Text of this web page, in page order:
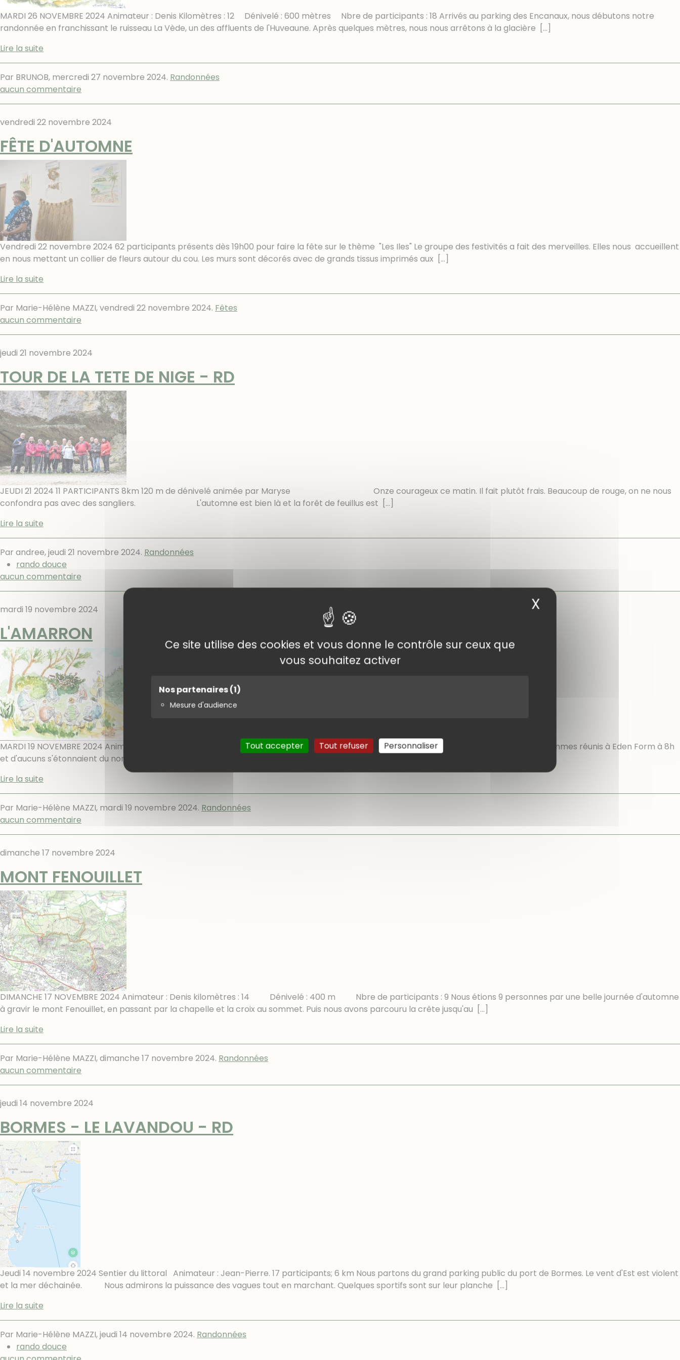
Ce site utilise des cookies et vous donne le contrôle sur ceux que
vous souhaitez activer
Nos partenaires(1)
Mesure d'audience
Tout accepter Tout refuser Personnaliser
X
MARDI 26 NOVEMBRE 2024 Animateur : Denis Kilomètres : 12 Dénivelé : 600 mètres Nbre de participants : 18 Arrivés au parking des Encanaux, nous débutons notre
randonnée en franchissant le ruisseau La Vède, un des affluents de l'Huveaune. Après quelques mètres, nous nous arrêtons à la glacière
[…]
Lire la suite
Par BRUNOB, mercredi 27 novembre 2024. Randonnées
aucun commentaire
vendredi 22 novembre 2024
FÊTE D'AUTOMNE
Vendredi 22 novembre 2024 62 participants présents dès 19h00 pour faire la fête sur le thème "Les Iles" Le groupe des festivités a fait des merveilles. Elles nous accueillent
en nous mettant un collier de fleurs autour du cou. Les murs sont décorés avec de grands tissus imprimés aux
[…]
Lire la suite
Par Marie-Hélène MAZZI,vendredi 22 novembre 2024. Fêtes
aucun commentaire
jeudi 21 novembre 2024
TOUR DE LA TETE DE NIGE - RD
JEUDI 21 2024 11 PARTICIPANTS 8km 120 m de dénivelé animée par Maryse Onze courageux ce matin. Il fait plutôt frais. Beaucoup de rouge, on ne nous
confondra pas avec des sangliers. L'automne est bien là et la forêt de feuillus est
[…]
Lire la suite
Par andree,jeudi 21 novembre 2024. Randonnées
rando douce
aucun commentaire
mardi 19 novembre 2024
L'AMARRON
MARDI 19 NOVEMBRE 2024 Animateur : Gérard km = 15 dénivelé = 500 m Nbre de participants = 22 Il faisait 4° lorsque nous nous sommes réunis à Eden Form à 8h
et d'aucuns s'étonnaient du nombre conséquent de randonneuses et randonneurs. Arrivés à Garéoult au parking de départ de la
Lire la suite
Par Marie-Hélène MAZZI, mardi 19 novembre 2024. Randonnées
aucun commentaire
dimanche 17 novembre 2024
MONT FENOUILLET
DIMANCHE 17 NOVEMBRE 2024 Animateur : Denis kilomètres : 14 Dénivelé : 400 m Nbre de participants : 9 Nous étions 9 personnes par une belle journée d'automne
à gravir le mont Fenouillet, en passant par la chapelle et la croix au sommet. Puis nous avons parcouru la crête jusqu'au
[…]
Lire la suite
Par Marie-Hélène MAZZI,dimanche 17 novembre 2024. Randonnées
aucun commentaire
jeudi 14 novembre 2024
BORMES - LE LAVANDOU - RD
Jeudi 14 novembre 2024 Sentier du littoral Animateur : Jean-Pierre. 17 participants; 6 km Nous partons du grand parking public du port de Bormes. Le vent d'Est est violent
et la mer déchainée. Nous admirons la puissance des vagues tout en marchant. Quelques sportifs sont sur leur planche
[…]
Lire la suite
Par Marie-Hélène MAZZI,jeudi 14 novembre 2024. Randonnées
rando douce